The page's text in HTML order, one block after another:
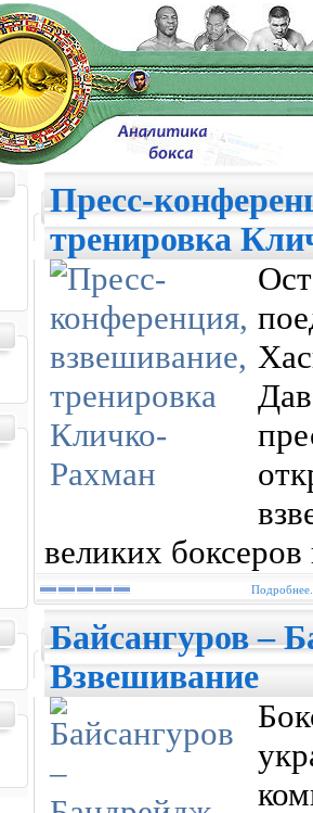
Пресс-
тренировка
великих
Байсангуров –
Взвешивание